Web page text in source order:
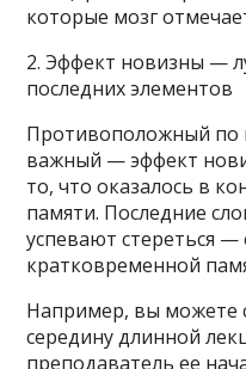
которые мозг
2. Эффект новизны —
последних элементов
Противоположный по
важный — эффект
то, что оказалось в
памяти. Последние
успевают стереться —
кратковременной
Например, вы можете
середину длинной
преподаватель ее